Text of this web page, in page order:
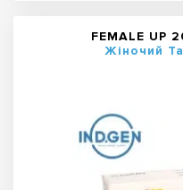
FEMALE UP
Жіночий